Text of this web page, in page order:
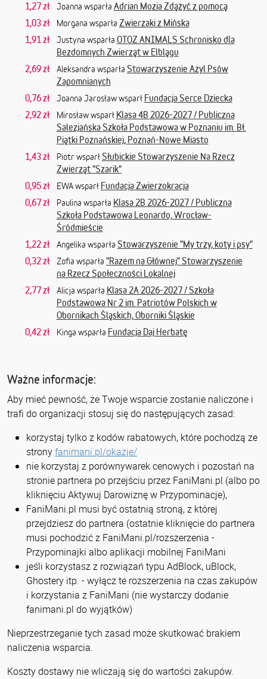
1,27 zł
Joanna wsparła Adrian Mozia Zdążyć z pomocą
1,03 zł
Morgana wsparła Zwierzaki z Mińska
1,91 zł
Justyna wsparła OTOZ ANIMALS Schronisko dla
Bezdomnych Zwierząt w Elblągu
2,69 zł
Aleksandra wsparła Stowarzyszenie Azyl Psów
Zapomnianych
0,76 zł
Joanna Jarosław wsparł Fundacja Serce Dziecka
2,92 zł
Mirosław wsparł Klasa 4B 2026-2027 / Publiczna
Salezjańska Szkoła Podstawowa w Poznaniu im. Bł.
Piątki Poznańskiej, Poznań-Nowe Miasto
1,43 zł
Piotr wsparł Słubickie Stowarzyszenie Na Rzecz
Zwierząt "Szarik"
0,95 zł
EWA wsparł Fundacja Zwierzokracja
0,67 zł
Paulina wsparła Klasa 2B 2026-2027 / Publiczna
Szkoła Podstawowa Leonardo, Wrocław-
Śródmieście
1,22 zł
Angelika wsparła Stowarzyszenie "My trzy, koty i psy"
0,32 zł
Zofia wsparła "Razem na Głównej" Stowarzyszenie
na Rzecz Społeczności Lokalnej
2,77 zł
Alicja wsparła Klasa 2A 2026-2027 / Szkoła
Podstawowa Nr 2 im. Patriotów Polskich w
Obornikach Śląskich, Oborniki Śląskie
0,42 zł
Kinga wsparła Fundacja Daj Herbatę
Ważne informacje:
Aby mieć pewność, że Twoje wsparcie zostanie naliczone i
trafi do organizacji stosuj się do następujących zasad:
korzystaj tylko z kodów rabatowych, które pochodzą ze
stronyfanimani.pl/okazje/
nie korzystaj z porównywarek cenowych i pozostań na
stronie partnera po przejściu przez FaniMani.pl (albo po
kliknięciu Aktywuj Darowiznę w Przypominacje),
FaniMani.pl musi być ostatnią stroną, z której
przejdziesz do partnera (ostatnie kliknięcie do partnera
musi pochodzić z FaniMani.pl/rozszerzenia -
Przypominajki albo aplikacji mobilnej FaniMani
jeśli korzystasz z rozwiązań typu AdBlock, uBlock,
Ghostery itp. - wyłącz te rozszerzenia na czas zakupów
i korzystania z FaniMani (nie wystarczy dodanie
fanimani.pl do wyjątków)
Nieprzestrzeganie tych zasad może skutkować brakiem
naliczenia wsparcia.
Koszty dostawy nie wliczają się do wartości zakupów.